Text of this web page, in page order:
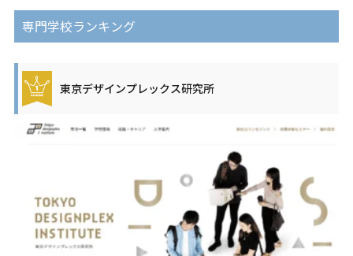
専門学校ランキング
東京デザインプレックス研究所